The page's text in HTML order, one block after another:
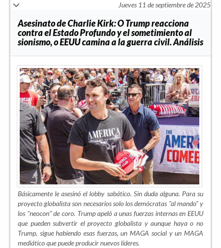
Jueves 11 de septiembre de 2025
Asesinato de Charlie Kirk: O Trump reacciona
contra el Estado Profundo y el sometimiento al
sionismo, o EEUU camina a la guerra civil. Análisis
Básicamente le asesinó el lobby sabático. Sin duda alguna. Para su
proyecto globalista son necesarios solo los demócratas "al mando" y
los "neocon" de coro. Trump apeló a unas fuerzas internas en EEUU
que pueden subvertir el proyecto globalista y aunque haya o no
Trump, sigue habiendo esas fuerzas, un MAGA social y un MAGA
mediático que puede producir nuevos líderes.